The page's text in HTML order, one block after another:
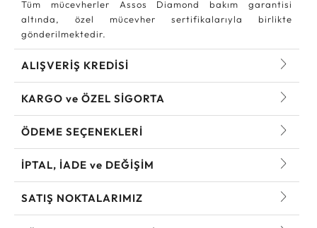
Tüm mücevherler Assos Diamond bakım garantisi
altında, özel mücevher sertifikalarıyla birlikte
gönderilmektedir.
ALIŞVERİŞ KREDİSİ
KARGO ve ÖZEL SİGORTA
ÖDEME SEÇENEKLERİ
İPTAL, İADE ve DEĞİŞİM
SATIŞ NOKTALARIMIZ